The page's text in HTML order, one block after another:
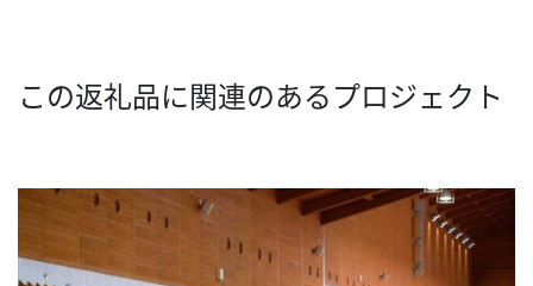
この返礼品に関連のあるプロジェクト